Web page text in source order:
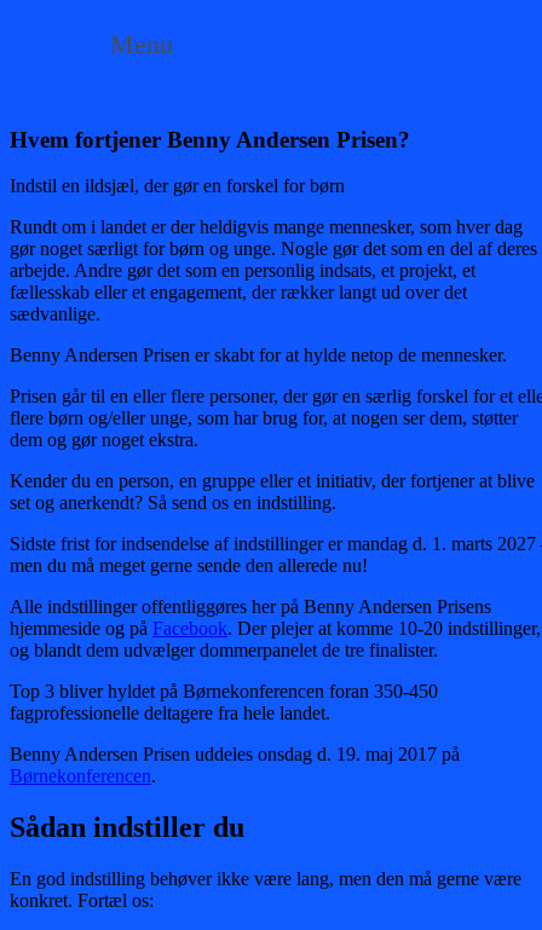
Menu
Hvem fortjener Benny Andersen Prisen?
Indstil en ildsjæl, der gør en forskel for børn
Rundt om i landet er der heldigvis mange mennesker, som hver dag
gør noget særligt for børn og unge. Nogle gør det som en del af deres
arbejde. Andre gør det som en personlig indsats, et projekt, et
fællesskab eller et engagement, der rækker langt ud over det
sædvanlige.
Benny Andersen Prisen er skabt for at hylde netop de mennesker.
Prisen går til en eller flere personer, der gør en særlig forskel for et
flere børn og/eller unge, som har brug for, at nogen ser dem, støtter
dem og gør noget ekstra.
Kender du en person, en gruppe eller et initiativ, der fortjener at blive
set og anerkendt? Så send os en indstilling.
Sidste frist for indsendelse af indstillinger er mandag d. 1. marts 2027
men du må meget gerne sende den allerede nu!
Alle indstillinger offentliggøres her på Benny Andersen Prisens
hjemmeside og på Facebook. Der plejer at komme 10-20 indstillinger,
og blandt dem udvælger dommerpanelet de tre finalister.
Top 3 bliver hyldet på Børnekonferencen foran 350-450
fagprofessionelle deltagere fra hele landet.
Benny Andersen Prisen uddeles onsdag d. 19. maj 2017 på
Børnekonferencen.
Sådan indstiller du
En god indstilling behøver ikke være lang, men den må gerne være
konkret. Fortæl os: